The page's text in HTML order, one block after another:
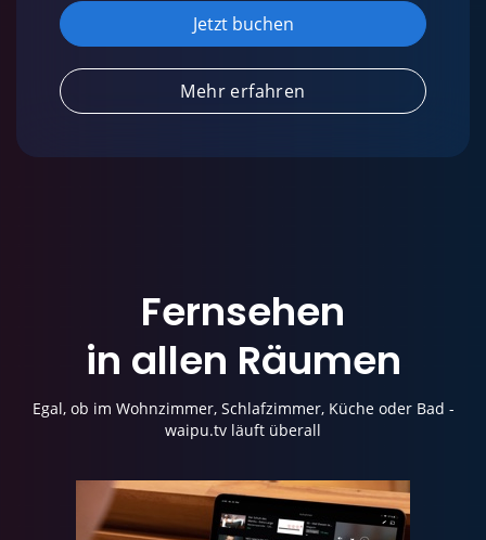
Jetzt buchen
Mehr erfahren
Fernsehen
in allen Räumen
Egal, ob im Wohnzimmer, Schlafzimmer, Küche oder Bad -
waipu.tv läuft überall